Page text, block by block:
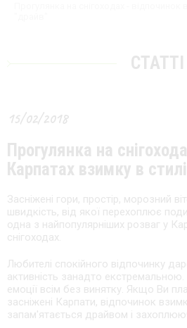
СТАТТІ
15/02/2018
Прогулянка на
Карпатах взимку в
Засніжені гори, простір, морозний
швидкість, від якої перехоплює
одна з найпопулярніших розваг у
снігоходах.
Любителі спокійного відпочинку
активність занадто
емоції всім без винятку. Якщо Ви
засніжені Карпати, відпочинок
запам'ятається драйвом і